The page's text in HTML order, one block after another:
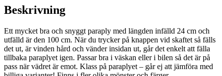
Beskrivning
Ett mycket bra och snyggt paraply med längden infälld 24 cm och
utfälld är den 100 cm. När du trycker på knappen vid skaftet så fälls
det ut, är vinden hård och vänder insidan ut, går det enkelt att fälla
tillbaka paraplyet igen. Passar bra i väskan eller i bilen så det är på
pass när vädret är emot. Klass på paraplyet – går ej att jämföra med